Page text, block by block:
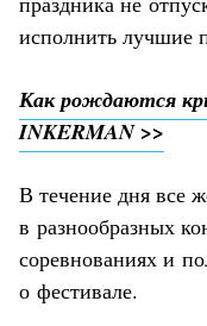
исполнить лучшие
Как рождаются
INKERMAN >>
В течение дня все
в разнообразных
соревнованиях и
о фестивале.